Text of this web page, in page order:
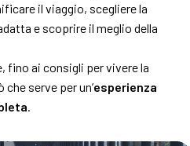
il viaggio, scegliere la
e scoprire il meglio della
fino ai consigli per vivere la
serve per un’esperienza
.